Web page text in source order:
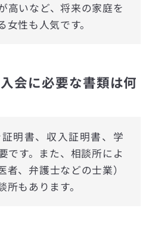
高いなど、将来の家庭を
性も人気です。
会に必要な書類は何
明書、収入証明書、学
です。また、相談所によ
者、弁護士などの士業）
もあります。